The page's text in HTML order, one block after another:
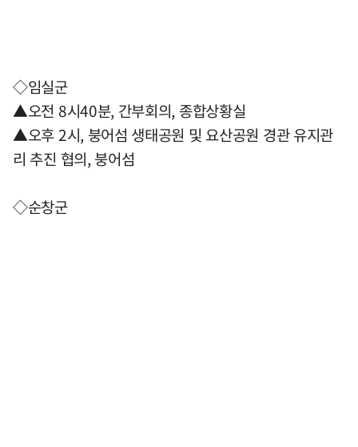
◇임실군
▲오전 8시40분, 간부회의, 종합상황실
▲오후 2시, 붕어섬 생태공원 및 요산공원 경관 유지관
리 추진 협의, 붕어섬
◇순창군